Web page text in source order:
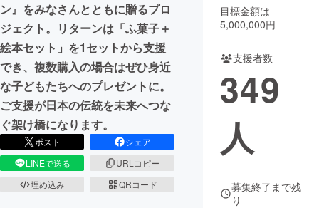
CAMPFIRE for Social Good
CAMPFIRE Creation
CAMPFIREふるさと納税machi-ya コミュニティ
ン』をみなさんとともに贈るプロ
ジェクト。リターンは「ふ菓子＋
絵本セット」を1セットから支援
でき、複数購入の場合はぜひ身近
な子どもたちへのプレゼントに。
ご支援が日本の伝統を未来へつな
ぐ架け橋になります。
ポスト
シェア
LINEで送る
URLコピー
埋め込み
QRコード
目標金額は
5,000,000円
支援者数
349
人
募集終了まで残
り